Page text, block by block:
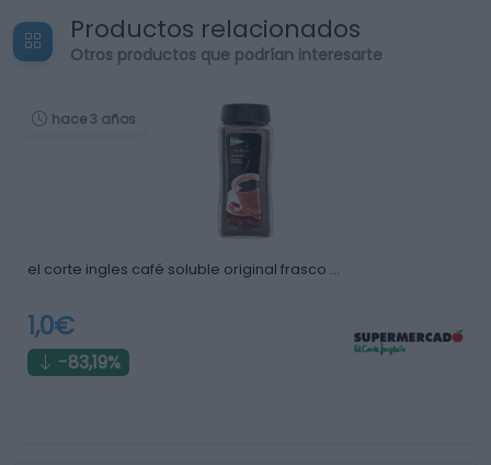
Productos relacionados
Otros productos que podrían interesarte
hace 3 años
el corte ingles café soluble original frasco …
1,0€
-83,19%